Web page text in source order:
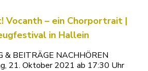
Vocanth – ein Chorportrait |
in Hallein
& BEITRÄGE NACHHÖREN
21. Oktober 2021 ab 17:30 Uhr